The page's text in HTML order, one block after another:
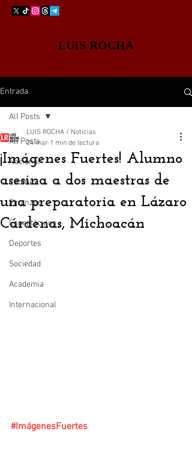
LUIS ROCHA
Entrada
All Posts
Nacional
Edomex
Finanzas
Espectáculos
Deportes
Sociedad
Academia
Internacional
All Posts
¡Imágenes Fuertes! Alumno
asesina a dos maestras de
una preparatoria en Lázaro
Cárdenas, Michoacán
LUIS ROCHA / Noticias
24 mar 1 min de lectura
#ImágenesFuertes